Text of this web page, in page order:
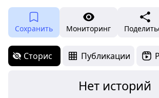
Сохранить Мониторинг
Сторис Публикации
Нет историй